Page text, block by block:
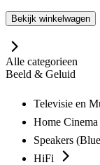
Bekijk winkelwagen
Alle categorieen
Beeld & Geluid
Televisie en
Home Cinema
Speakers
HiFi